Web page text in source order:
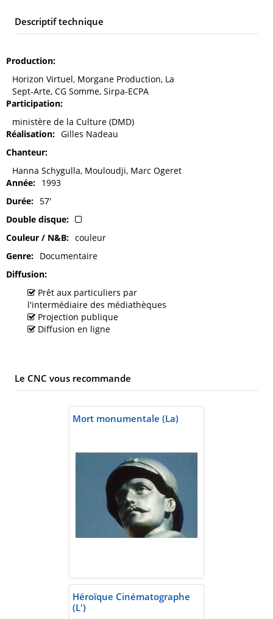
Descriptif technique
Production
Horizon Virtuel, Morgane Production, La
Sept-Arte, CG Somme, Sirpa-ECPA
Participation
ministère de la Culture (DMD)
Réalisation
Gilles Nadeau
Chanteur
Hanna Schygulla, Mouloudji, Marc Ogeret
Année
1993
Durée
57'
Double disque
Couleur / N&B
couleur
Genre
Documentaire
Diffusion
Prêt aux particuliers par
l'intermédiaire des médiathèques
Projection publique
Diffusion en ligne
Le CNC vous recommande
Mort monumentale (La)
Héroïque Cinématographe
(L')